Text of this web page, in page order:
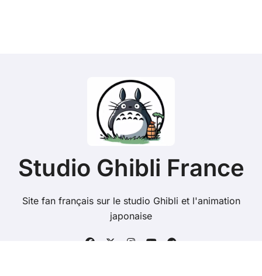
Studio Ghibli France
Site fan français sur le studio Ghibli et l'animation
japonaise